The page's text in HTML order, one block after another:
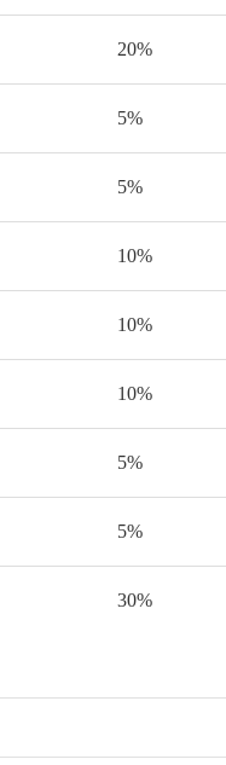
20%
5%
5%
10%
10%
10%
5%
5%
30%